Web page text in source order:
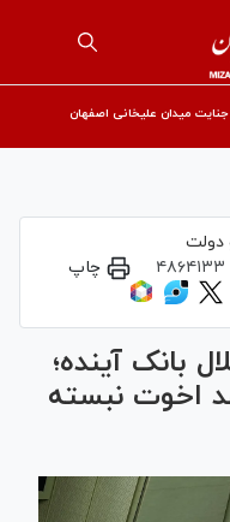
میدان علیخانی اصفهان
۴۸۶۴۱۳۳ چاپ
بانک آینده؛
اخوت نبسته